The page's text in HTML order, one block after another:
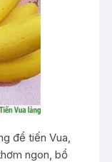
để tiến Vua,
ngon, bổ